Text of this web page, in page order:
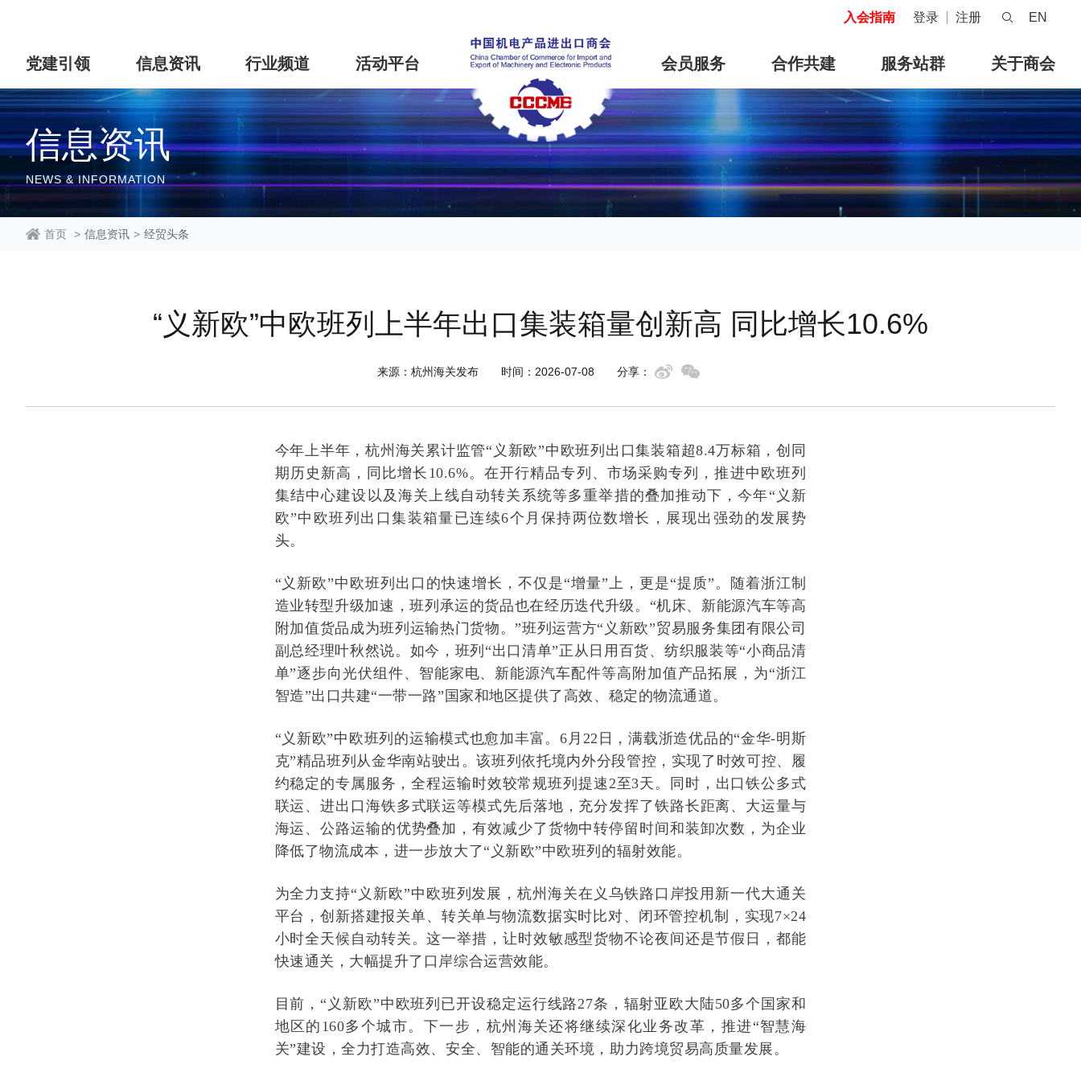
入会指南 登录 注册 EN
党建引领 信息资讯 行业频道 活动平台 会员服务 合作共建 服务站群 关于商会
信息资讯
NEWS & INFORMATION
首页 > 信息资讯 > 经贸头条
“义新欧”中欧班列上半年出口集装箱量创新高 同比增长10.6%
来源：杭州海关发布 时间：2026-07-08 分享：
今年上半年，杭州海关累计监管“义新欧”中欧班列出口集装箱超8.4万标箱，创同
期历史新高，同比增长10.6%。在开行精品专列、市场采购专列，推进中欧班列
集结中心建设以及海关上线自动转关系统等多重举措的叠加推动下，今年“义新
欧”中欧班列出口集装箱量已连续6个月保持两位数增长，展现出强劲的发展势
头。
“义新欧”中欧班列出口的快速增长，不仅是“增量”上，更是“提质”。随着浙江制
造业转型升级加速，班列承运的货品也在经历迭代升级。“机床、新能源汽车等高
附加值货品成为班列运输热门货物。”班列运营方“义新欧”贸易服务集团有限公司
副总经理叶秋然说。如今，班列“出口清单”正从日用百货、纺织服装等“小商品清
单”逐步向光伏组件、智能家电、新能源汽车配件等高附加值产品拓展，为“浙江
智造”出口共建“一带一路”国家和地区提供了高效、稳定的物流通道。
“义新欧”中欧班列的运输模式也愈加丰富。6月22日，满载浙造优品的“金华-明斯
克”精品班列从金华南站驶出。该班列依托境内外分段管控，实现了时效可控、履
约稳定的专属服务，全程运输时效较常规班列提速2至3天。同时，出口铁公多式
联运、进出口海铁多式联运等模式先后落地，充分发挥了铁路长距离、大运量与
海运、公路运输的优势叠加，有效减少了货物中转停留时间和装卸次数，为企业
降低了物流成本，进一步放大了“义新欧”中欧班列的辐射效能。
为全力支持“义新欧”中欧班列发展，杭州海关在义乌铁路口岸投用新一代大通关
平台，创新搭建报关单、转关单与物流数据实时比对、闭环管控机制，实现7×24
小时全天候自动转关。这一举措，让时效敏感型货物不论夜间还是节假日，都能
快速通关，大幅提升了口岸综合运营效能。
目前，“义新欧”中欧班列已开设稳定运行线路27条，辐射亚欧大陆50多个国家和
地区的160多个城市。下一步，杭州海关还将继续深化业务改革，推进“智慧海
关”建设，全力打造高效、安全、智能的通关环境，助力跨境贸易高质量发展。